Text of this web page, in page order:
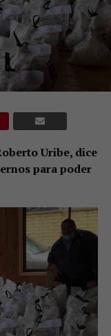
Uribe, dice
para poder